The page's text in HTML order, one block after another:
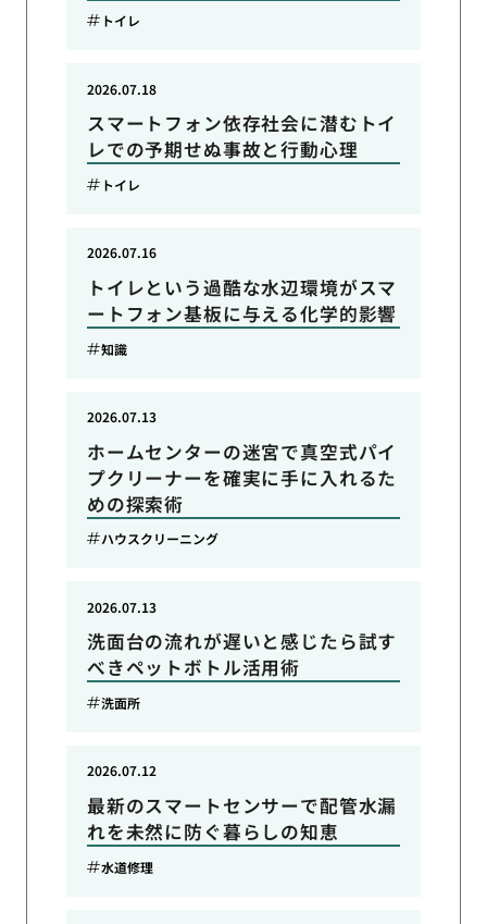
トイレ
スマートフォン依存社会に潜むトイ
レでの予期せぬ事故と行動心理
2026.07.18
トイレ
トイレという過酷な水辺環境がスマ
ートフォン基板に与える化学的影響
2026.07.16
知識
ホームセンターの迷宮で真空式パイ
プクリーナーを確実に手に入れるた
めの探索術
2026.07.13
ハウスクリーニング
洗面台の流れが遅いと感じたら試す
べきペットボトル活用術
2026.07.13
洗面所
最新のスマートセンサーで配管水漏
れを未然に防ぐ暮らしの知恵
2026.07.12
水道修理